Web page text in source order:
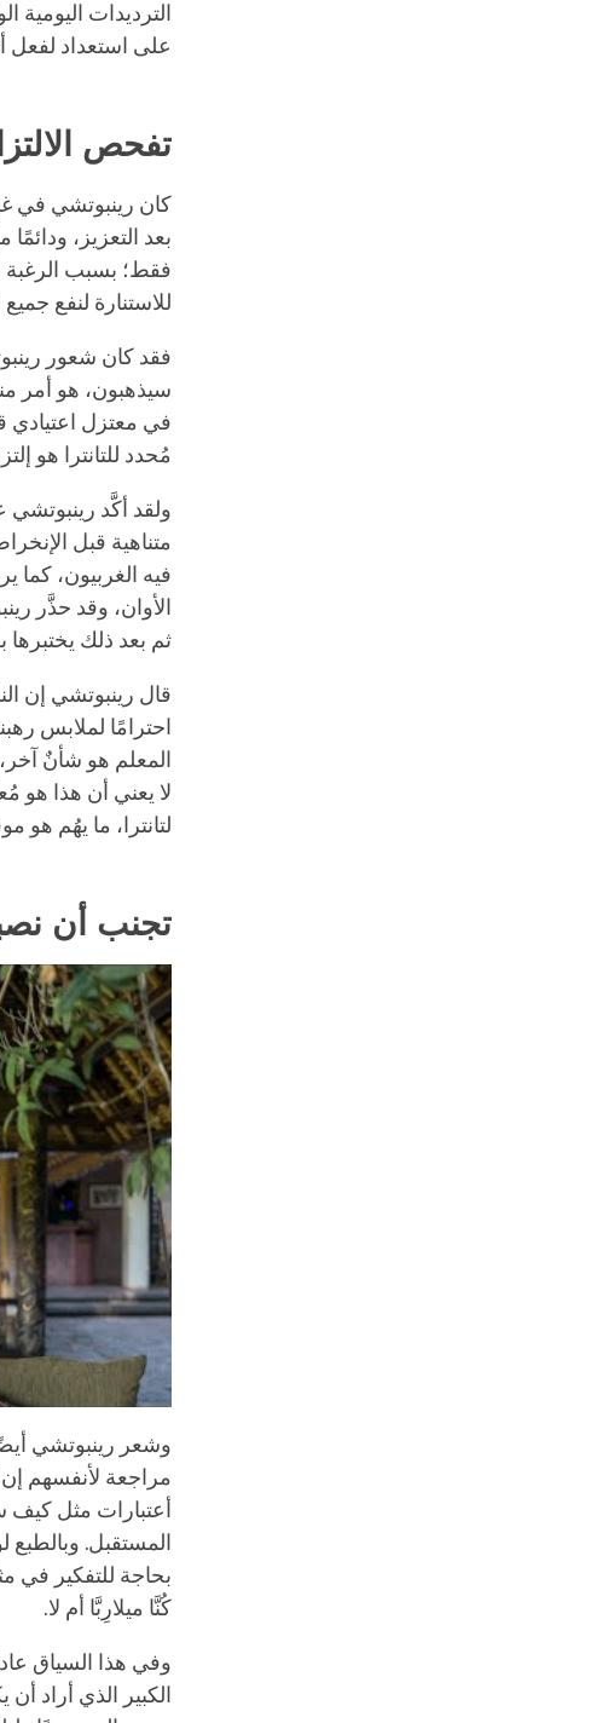
الترديدات اليومية
على استعداد لفعل
تفحص
كان رينبوتشي في
بعد التعزيز،
فقط؛ بسبب الرغبة
للاستنارة لنفع جميع
فقد كان شعور
سيذهبون، هو أمر
في معتزل
مُحدد للتانترا هو
ولقد أكَّد رينبوتشي
متناهية قبل
فيه الغربيون، كما
الأوان، وقد حذَّر
ثم بعد ذلك
قال رينبوتشي إن
احترامًا لملابس
المعلم هو شأنٌ
لا يعني أن هذا هو
لتانترا، ما يهُم هو
تجنب أن
وشعر رينبوتشي
مراجعة لأنفسهم إن
أعتبارات مثل
المستقبل.
بحاجة للتفكير في
كُنَّا ميلارِبَّا أم لا.
وفي هذا السياق
الكبير الذي أراد